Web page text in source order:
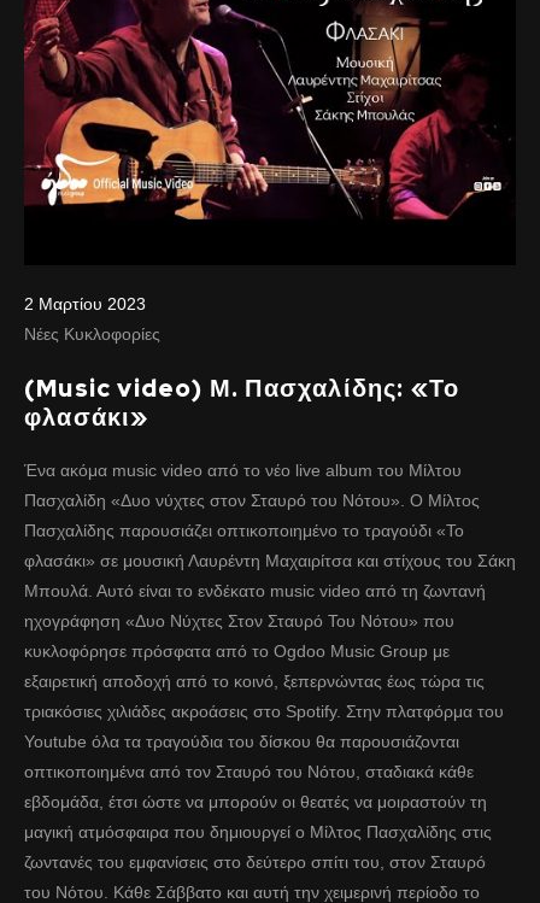
2 Μαρτίου 2023
Νέες Κυκλοφορίες
(Music video) Μ. Πασχαλίδης: «Το
φλασάκι»
Ένα ακόμα music video από το νέο live album του Μίλτου
Πασχαλίδη «Δυο νύχτες στον Σταυρό του Νότου». Ο Μίλτος
Πασχαλίδης παρουσιάζει οπτικοποιημένο το τραγούδι «Το
φλασάκι» σε μουσική Λαυρέντη Μαχαιρίτσα και στίχους του Σάκη
Μπουλά. Αυτό είναι το ενδέκατο music video από τη ζωντανή
ηχογράφηση «Δυο Νύχτες Στον Σταυρό Του Νότου» που
κυκλοφόρησε πρόσφατα από το Ogdoo Music Group με
εξαιρετική αποδοχή από το κοινό, ξεπερνώντας έως τώρα τις
τριακόσιες χιλιάδες ακροάσεις στο Spotify. Στην πλατφόρμα του
Youtube όλα τα τραγούδια του δίσκου θα παρουσιάζονται
οπτικοποιημένα από τον Σταυρό του Νότου, σταδιακά κάθε
εβδομάδα, έτσι ώστε να μπορούν οι θεατές να μοιραστούν τη
μαγική ατμόσφαιρα που δημιουργεί ο Μίλτος Πασχαλίδης στις
ζωντανές του εμφανίσεις στο δεύτερο σπίτι του, στον Σταυρό
του Νότου. Κάθε Σάββατο και αυτή την χειμερινή περίοδο το